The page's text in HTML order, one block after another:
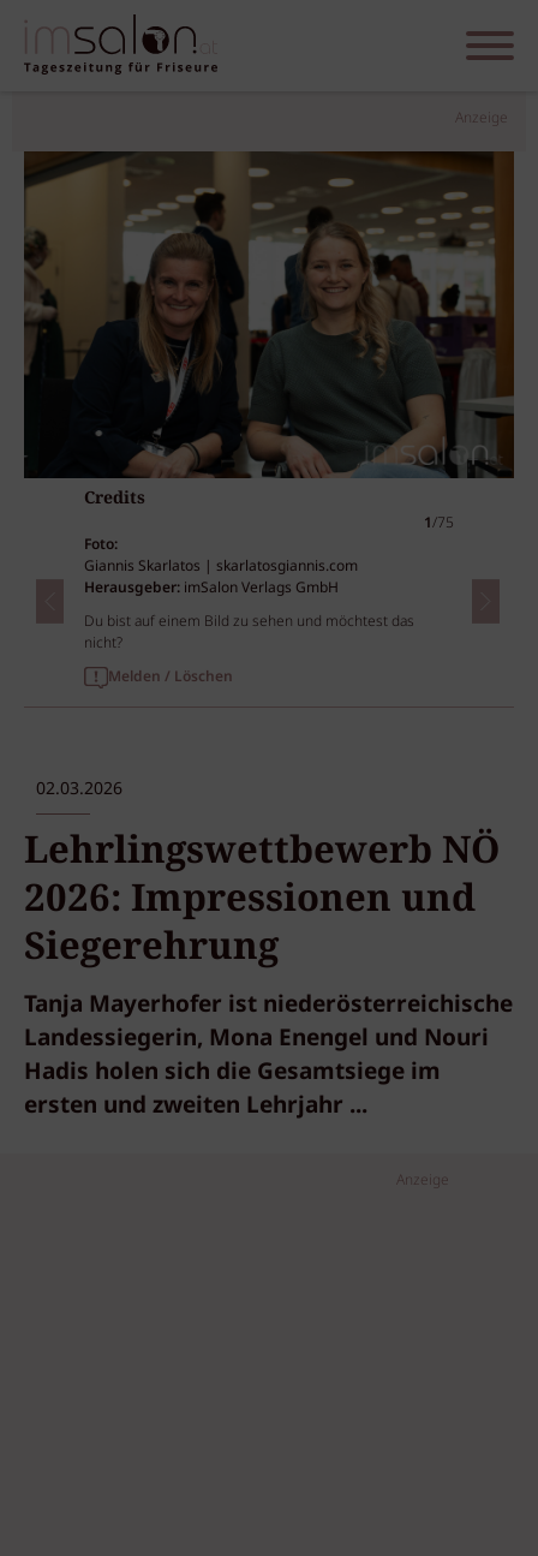
Anzeige
Credits
1/75
Foto:
Giannis Skarlatos | skarlatosgiannis.com
Herausgeber: imSalon Verlags GmbH
Du bist auf einem Bild zu sehen und möchtest das
nicht?
Melden / Löschen
02.03.2026
Lehrlingswettbewerb NÖ
2026: Impressionen und
Siegerehrung
Tanja Mayerhofer ist niederösterreichische
Landessiegerin, Mona Enengel und Nouri
Hadis holen sich die Gesamtsiege im
ersten und zweiten Lehrjahr ...
Anzeige